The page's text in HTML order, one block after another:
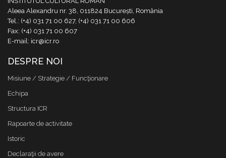
Aleea Alexandru nr. 38, 011824 București, România
Tel.: (+4) 031 71 00 627, (+4) 031 71 00 606
Fax: (+4) 031 71 00 607
E-mail: icr@icr.ro
DESPRE NOI
Misiune / Strategie / Funcţionare
Echipa
Structura ICR
Rapoarte de activitate
Istoric
Declaraţii de avere